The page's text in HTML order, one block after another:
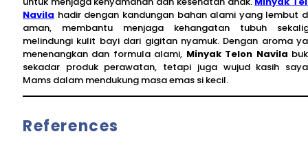
Navila hadir dengan kandungan bahan alami yang lembut
aman, membantu menjaga kehangatan tubuh
melindungi kulit bayi dari gigitan nyamuk. Dengan aroma
menenangkan dan formula alami, Minyak Telon Navila
sekadar produk perawatan, tetapi juga wujud kasih
Mams dalam mendukung masa emas si kecil.
References